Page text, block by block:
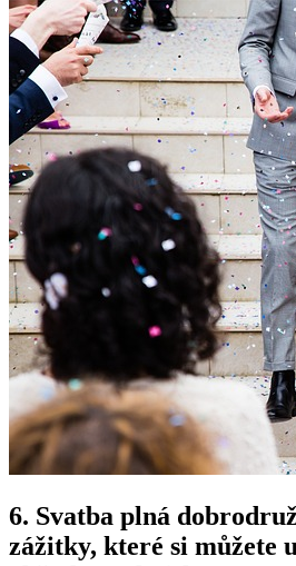
6. Svatba plná
zážitky, které si můžete